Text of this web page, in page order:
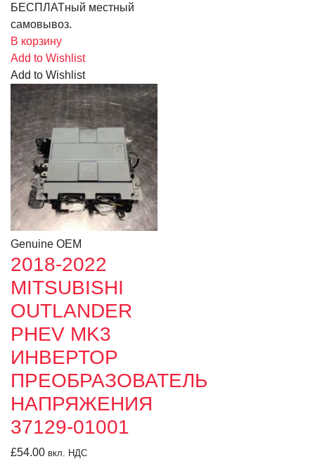
БЕСПЛАТный местный
самовывоз.
В корзину
Add to Wishlist
Add to Wishlist
Genuine OEM
2018-2022
MITSUBISHI
OUTLANDER
PHEV MK3
ИНВЕРТОР
ПРЕОБРАЗОВАТЕЛЬ
НАПРЯЖЕНИЯ
37129-01001
£54.00 вкл. НДС